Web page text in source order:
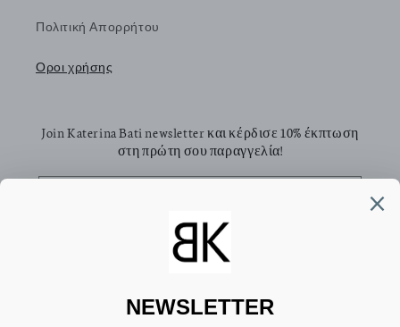
Πολιτική Απορρήτου
Οροι χρήσης
Join Katerina Bati newsletter και κέρδισε 10% έκπτωση
στη πρώτη σου παραγγελία!